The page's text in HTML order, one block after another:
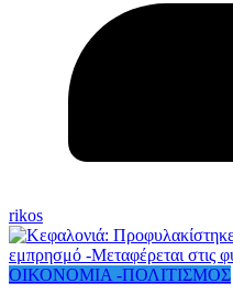
rikos
ΟΙΚΟΝΟΜΙΑ -ΠΟΛΙΤΙΣΜΟΣ